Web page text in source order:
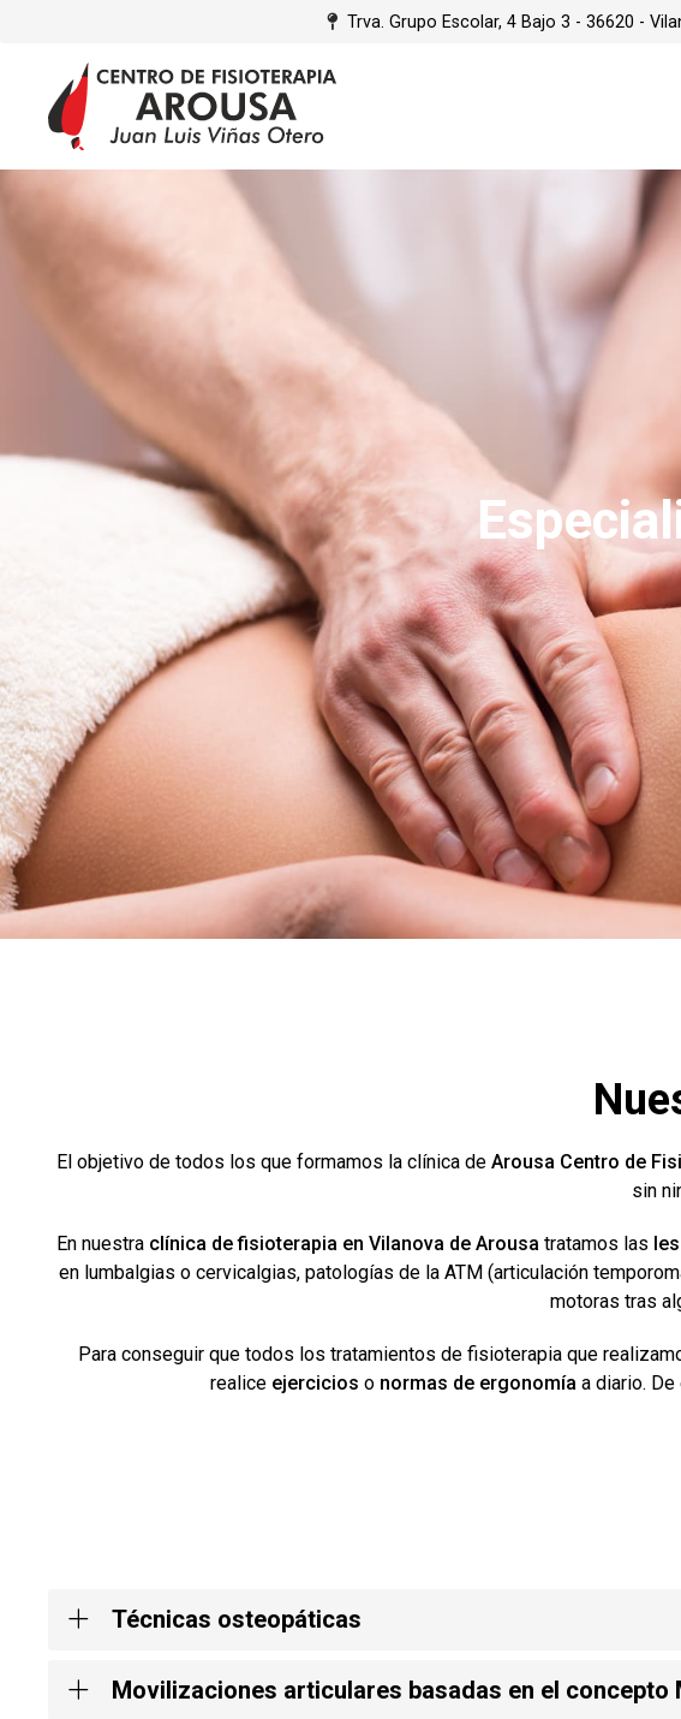
Trva. Grupo Escolar, 4 Bajo 3 - 36620 -
El objetivo de todos los que formamos la clínica de Arousa Centro de
sin
En nuestra clínica de fisioterapia en Vilanova de Arousa tratamos las
en lumbalgias o cervicalgias, patologías de la ATM (articulación
motoras tras
Para conseguir que todos los tratamientos de fisioterapia que
realice ejercicios o normas de ergonomía a diario.
Técnicas osteopáticas
Movilizaciones articulares basadas en el concepto